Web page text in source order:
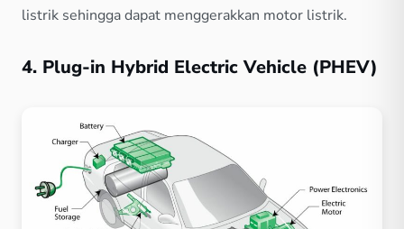
listrik sehingga dapat menggerakkan motor listrik.
4. Plug-in Hybrid Electric Vehicle (PHEV)